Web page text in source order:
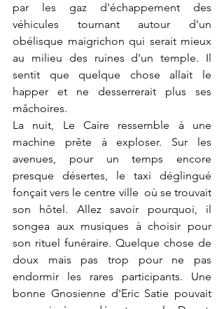
par les gaz d'échappement des
véhicules tournant autour d'un
obélisque maigrichon qui serait mieux
au milieu des ruines d'un temple. Il
sentit que quelque chose allait le
happer et ne desserrerait plus ses
mâchoires.
La nuit, Le Caire ressemble à une
machine prête à exploser. Sur les
avenues, pour un temps encore
presque désertes, le taxi déglingué
fonçait vers le centre ville  où se trouvait
son hôtel. Allez savoir pourquoi, il
songea aux musiques à choisir pour
son rituel funéraire. Quelque chose de
doux mais pas trop pour ne pas
endormir les rares participants. Une
bonne Gnosienne d'Eric Satie pouvait